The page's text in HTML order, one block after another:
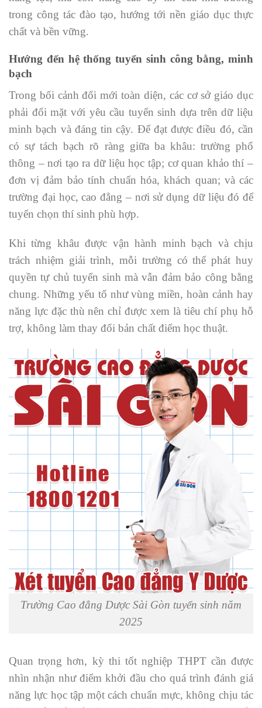
trong công tác đào tạo, hướng tới nền giáo dục thực
chất và bền vững.
Hướng đến hệ thống tuyển sinh công bằng, minh
bạch
Trong bối cảnh đổi mới toàn diện, các cơ sở giáo dục
phải đối mặt với yêu cầu tuyển sinh dựa trên dữ liệu
minh bạch và đáng tin cậy. Để đạt được điều đó, cần
có sự tách bạch rõ ràng giữa ba khâu: trường phổ
thông – nơi tạo ra dữ liệu học tập; cơ quan khảo thí –
đơn vị đảm bảo tính chuẩn hóa, khách quan; và các
trường đại học, cao đẳng – nơi sử dụng dữ liệu đó để
tuyển chọn thí sinh phù hợp.
Khi từng khâu được vận hành minh bạch và chịu
trách nhiệm giải trình, mỗi trường có thể phát huy
quyền tự chủ tuyển sinh mà vẫn đảm bảo công bằng
chung. Những yếu tố như vùng miền, hoàn cảnh hay
năng lực đặc thù nên chỉ được xem là tiêu chí phụ hỗ
trợ, không làm thay đổi bản chất điểm học thuật.
Trường Cao đẳng Dược Sài Gòn tuyển sinh năm
2025
Quan trọng hơn, kỳ thi tốt nghiệp THPT cần được
nhìn nhận như điểm khởi đầu cho quá trình đánh giá
năng lực học tập một cách chuẩn mực, không chịu tác